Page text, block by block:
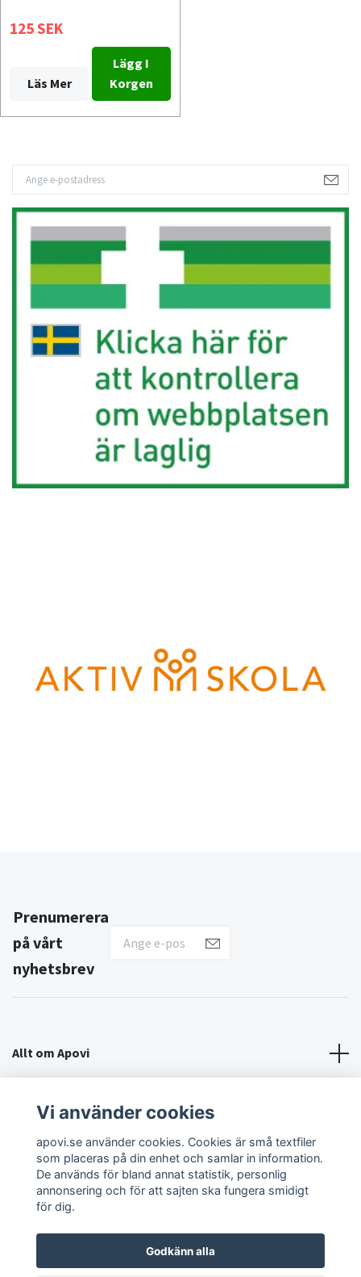
125 SEK
Läs Mer
Lägg I
Korgen
Prenumerera
på vårt
nyhetsbrev
Allt om Apovi
Sociala medier
Vi använder cookies
apovi.se använder cookies. Cookies är små textfiler
som placeras på din enhet och samlar in information.
De används för bland annat statistik, personlig
annonsering och för att sajten ska fungera smidigt
för dig.
Godkänn alla